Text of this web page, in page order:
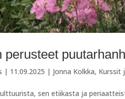
perusteet
| 11.09.2025 | Jonna Kolkka, Kurssit
sen etiikasta ja